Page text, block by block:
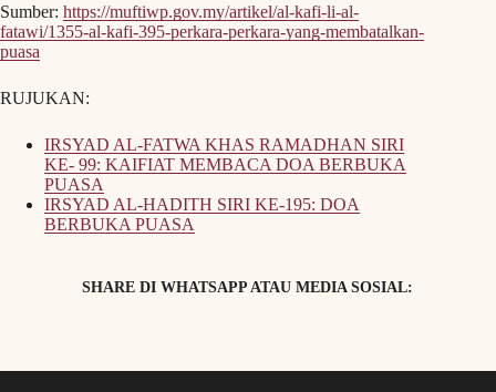
Sumber: https://muftiwp.gov.my/artikel/al-kafi-li-al-
fatawi/1355-al-kafi-395-perkara-perkara-yang-membatalkan-
puasa
RUJUKAN:
IRSYAD AL-FATWA KHAS RAMADHAN SIRI
KE- 99: KAIFIAT MEMBACA DOA BERBUKA
PUASA
IRSYAD AL-HADITH SIRI KE-195: DOA
BERBUKA PUASA
SHARE DI WHATSAPP ATAU MEDIA SOSIAL: